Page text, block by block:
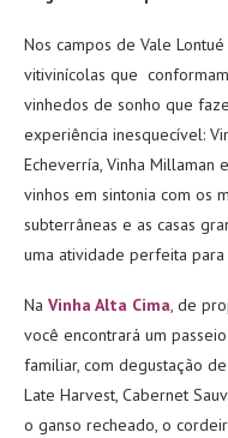
Nos campos de Vale
vitivinícolas que
vinhedos de sonho que
experiência inesquecível:
Echeverría, Vinha Millaman
vinhos em sintonia com os
subterrâneas e as casas
uma atividade perfeita
Na Vinha Alta Cima, de
você encontrará um
familiar, com degustação
Late Harvest, Cabernet
o ganso recheado, o